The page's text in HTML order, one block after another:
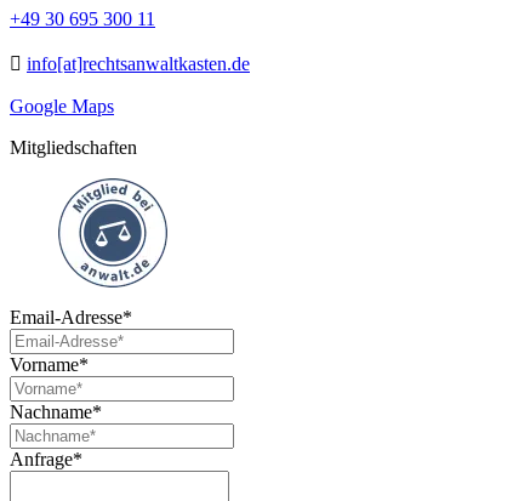
+49 30 695 300 11
info[at]rechtsanwaltkasten.de
Google Maps
Mitgliedschaften
Email-Adresse*
Vorname*
Nachname*
Anfrage*